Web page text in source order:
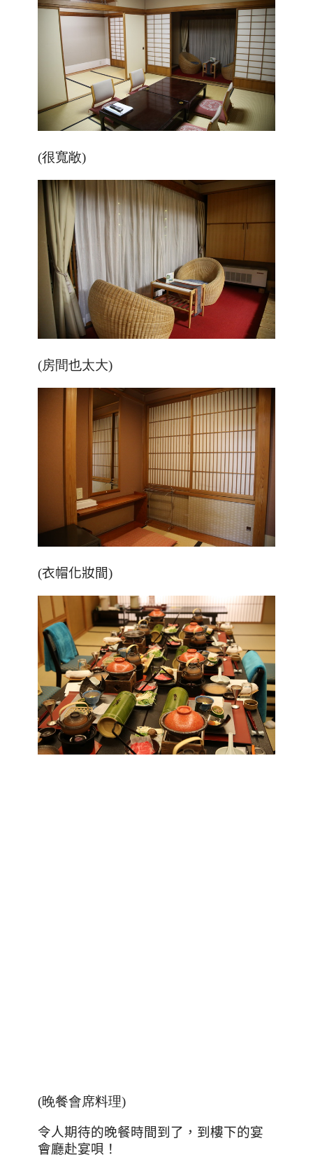
(很寬敞)
(房間也太大)
(衣帽化妝間)
(晚餐會席料理)
令人期待的晚餐時間到了，到樓下的宴
會廳赴宴唄！